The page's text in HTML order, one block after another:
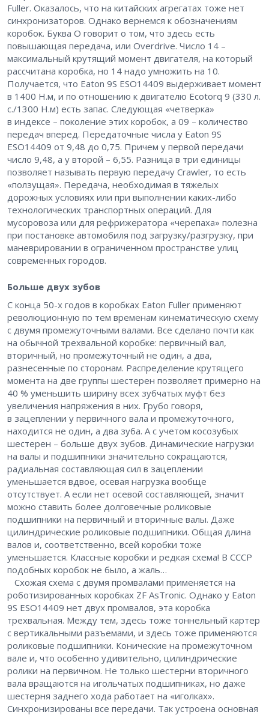
Fuller. Оказалось, что на китайских агрегатах тоже нет
синхронизаторов. Однако вернемся к обозначениям
коробок. Буква O говорит о том, что здесь есть
повышающая передача, или Overdrive. Число 14 – ​
максимальный крутящий момент двигателя, на который
рассчитана коробка, но 14 надо умножить на 10.
Получается, что Eaton 9S ESO14409 выдерживает момент
в 1400 Н.м, и по отношению к двигателю Ecotorq 9 (330 л.
с./1300 Н.м) есть запас. Следующая «четверка»
в индексе – ​поколение этих коробок, а 09 – ​количество
передач вперед. Передаточные числа у Eaton 9S
ESO14409 от 9,48 до 0,75. Причем у первой передачи
число 9,48, а у второй – ​6,55. Разница в три единицы
позволяет называть первую передачу Crawler, то есть
«ползущая». Передача, необходимая в тяжелых
дорожных условиях или при выполнении каких-либо
технологических транспортных операций. Для
мусоровоза или для рефрижератора «черепаха» полезна
при постановке автомобиля под загрузку/разгрузку, при
маневрировании в ограниченном пространстве улиц
современных городов.
Больше двух зубов
С конца 50-х годов в коробках Eaton Fuller применяют
революционную по тем временам кинематическую схему
с двумя промежуточными валами. Все сделано почти как
на обычной трехвальной коробке: первичный вал,
вторичный, но промежуточный не один, а два,
разнесенные по сторонам. Распределение крутящего
момента на две группы шестерен позволяет примерно на
40 % уменьшить ширину всех зубчатых муфт без
увеличения напряжения в них. Грубо говоря,
в зацеплении у первичного вала и промежуточного,
находится не один, а два зуба. А с учетом косозубых
шестерен – ​больше двух зубов. Динамические нагрузки
на валы и подшипники значительно сокращаются,
радиальная составляющая сил в зацеплении
уменьшается вдвое, осевая нагрузка вообще
отсутствует. А если нет осевой составляющей, значит
можно ставить более долговечные роликовые
подшипники на первичный и вторичные валы. Даже
цилиндрические роликовые подшипники. Общая длина
валов и, соответственно, всей коробки тоже
уменьшается. Классные коробки и редкая схема! В СССР
подобных коробок не было, а жаль…
Схожая схема с двумя промвалами применяется на
роботизированных коробках ZF AsTronic. Однако у Eaton
9S ESO14409 нет двух промвалов, эта коробка ​
трехвальная. Между тем, здесь тоже тоннельный картер
с вертикальными разъемами, и здесь тоже применяются
роликовые подшипники. Конические на промежуточном
вале и, что особенно удивительно, цилиндрические
ролики на первичном. Не только шестерни вторичного
вала вращаются на игольчатых подшипниках, но даже
шестерня заднего хода работает на «иголках».
Синхронизированы все передачи. Так устроена основная